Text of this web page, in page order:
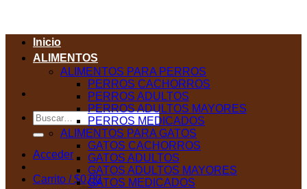
Buscar
por:
Acceder
Carrito /$0,00
Inicio
ALIMENTOS
ALIMENTOS PARA PERROS
PERROS CACHORROS
PERROS ADULTOS
PERROS ADULTOS MAYORES
PERROS MEDICADOS
ALIMENTOS PARA GATOS
GATOS CACHORROS
GATOS ADULTOS
GATOS ADULTOS MAYORES
GATOS MEDICADOS